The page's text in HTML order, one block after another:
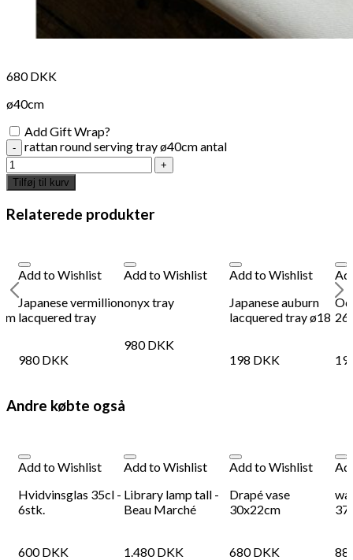
680DKK
ø40cm
Add Gift Wrap?
rattan round serving tray ø40cm antal
Tilføj til kurv
Relaterede produkter
Add to Wishlist
Japanese vermillion
lacquered tray
980DKK
Add to Wishlist
onyx tray
980DKK
Add to Wishlist
Japanese auburn
lacquered tray ø18
198 DKK
Andre købte også
Add to Wishlist
Hvidvinsglas 35cl -
6stk.
600DKK
Add to Wishlist
Library lamp tall -
Beau Marché
1.480DKK
Add to Wishlist
Drapé vase
30x22cm
680DKK